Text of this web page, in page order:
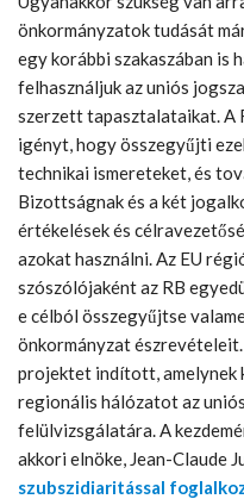
önkormányzatok tudását
egy korábbi szakaszában is
felhasználjuk az uniós
szerzett tapasztalataikat. A
igényt, hogy összegyűjti
technikai ismereteket, és
Bizottságnak és a két
értékelések és
azokat használni. Az EU
szószólójaként az RB
e célból összegyűjtse
önkormányzat
projektet indított,
regionális hálózatot az
felülvizsgálatára. A
akkori elnöke, Jean-Claude
szubszidiaritással